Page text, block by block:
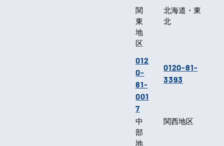
関
東
地
区
012
0-
81-
001
7
北海道・東
北
0120-81-
3393
中
部
地
関西地区